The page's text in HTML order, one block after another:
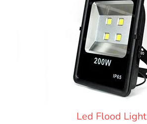
Led Flood Light